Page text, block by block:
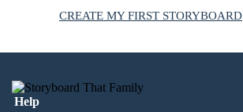
CREATE MY FIRST STORYBOARD
Help